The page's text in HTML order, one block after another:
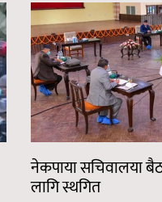
नेकपाया सचिवालया
लागि स्थगित